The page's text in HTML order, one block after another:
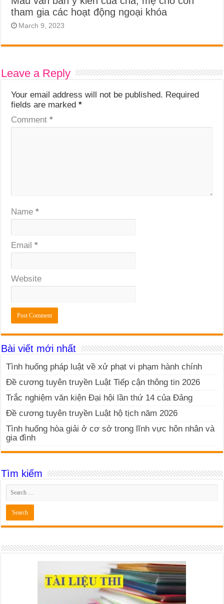
tham gia các hoạt động ngoại khóa
March 9, 2023
Leave a Reply
Your email address will not be published. Required
fields are marked*
Comment*
Name*
Email*
Website
Bài viết mới nhất
Tình huống pháp luật về xử phạt vi phạm hành chính
Đề cương tuyên truyền Luật Tiếp cận thông tin 2026
Trắc nghiệm văn kiện Đại hội lần thứ 14 của Đảng
Đề cương tuyên truyền Luật hộ tịch năm 2026
Tình huống hòa giải ở cơ sở trong lĩnh vực hôn nhân và
gia đình
Tìm kiếm